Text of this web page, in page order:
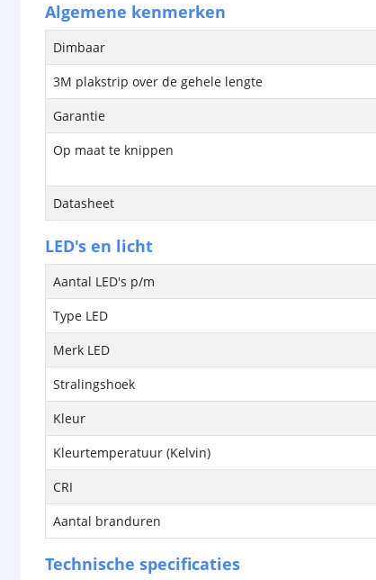
Algemene kenmerken
Dimbaar
3M plakstrip over de gehele lengte
Garantie
Op maat te knippen
Datasheet
LED's en licht
Aantal LED's p/m
Type LED
Merk LED
Stralingshoek
Kleur
Kleurtemperatuur (Kelvin)
CRI
Aantal branduren
Technische specificaties